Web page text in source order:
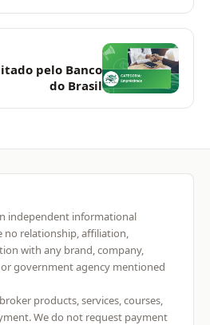
pelo Banco
do Brasil
independent informational
no relationship, affiliation,
with any brand, company,
government agency mentioned
products, services, courses,
We do not request payment